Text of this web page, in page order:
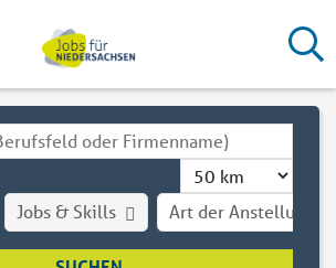
Art der Anstellung
Jobs & Skills